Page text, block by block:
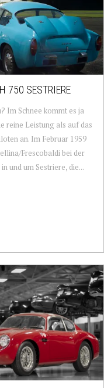
750 SESTRIERE
Im Schnee kommt es ja
reine Leistung als auf das
an. Im Februar 1959
Frescobaldi bei der
und um Sestriere, die...